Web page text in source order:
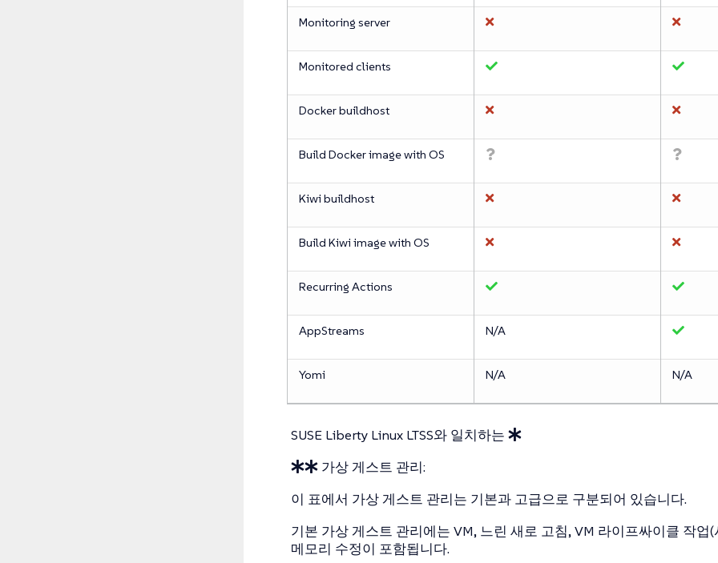
Monitoring server
Monitored clients
Docker buildhost
Build Docker image with OS
Kiwi buildhost
Build Kiwi image with OS
Recurring Actions
AppStreams N/A
Yomi N/A N/A
SUSE Liberty Linux LTSS와 일치하는
가상 게스트 관리:
이 표에서 가상 게스트 관리는 기본과 고급으로 구분되어 있습니다.
기본 가상 게스트 관리에는 VM, 느린 새로 고침, VM 라이프싸이클 작업
메모리 수정이 포함됩니다.